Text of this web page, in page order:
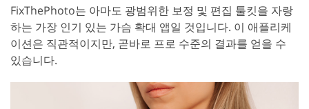
FixThePhoto는 아마도 광범위한 보정 및 편집 툴킷을 자랑
하는 가장 인기 있는 가슴 확대 앱일 것입니다. 이 애플리케
이션은 직관적이지만, 곧바로 프로 수준의 결과를 얻을 수
있습니다.